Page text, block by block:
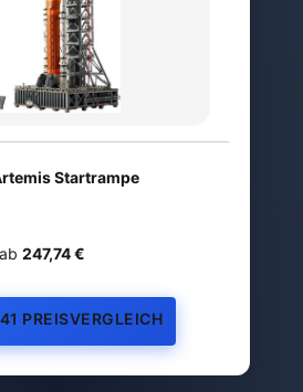
Startrampe
ab 247,74 €
PREISVERGLEICH